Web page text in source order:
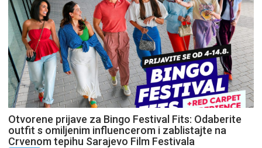
Otvorene prijave za Bingo Festival Fits: Odaberite
outfit s omiljenim influencerom i zablistajte na
Crvenom tepihu Sarajevo Film Festivala